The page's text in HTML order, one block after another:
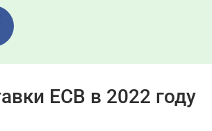
ЕСВ в 2022 году